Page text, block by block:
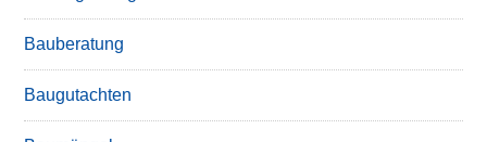
Bauberatung
Baugutachten